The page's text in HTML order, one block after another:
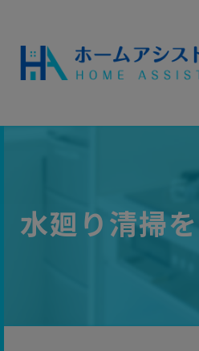
水廻り清掃